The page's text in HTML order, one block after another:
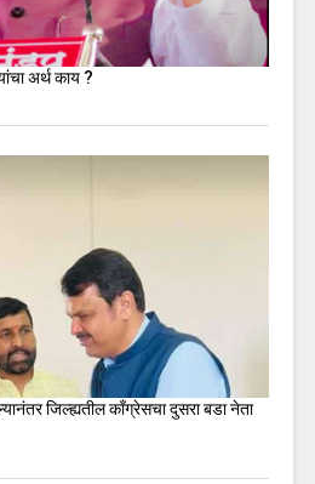
अर्थ काय ?
जिल्ह्यतील कॉंग्रेसचा दुसरा बडा नेता